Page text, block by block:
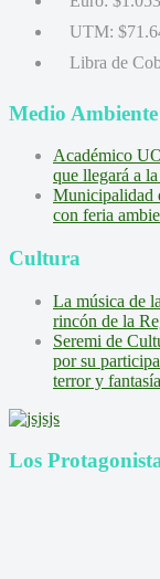
UTM:
Libra de
Medio Ambiente
Académico
que llegará a
Municipalidad
con feria
Cultura
La música de
rincón de la
Seremi de
por su
terror y fantasía
Los